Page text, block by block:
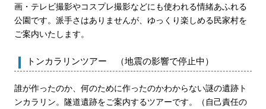
画・テレビ撮影やコスプレ撮影などにも使われる情緒あふれる
公園です。派手さはありませんが、ゆっくり楽しめる民家村を
ご案内いたします。
トンカラリンツアー （地震の影響で停止中）
誰が作ったのか、何のために作ったのかわからない謎の遺跡ト
ンカラリン。隧道遺跡をご案内するツアーです。（自己責任の